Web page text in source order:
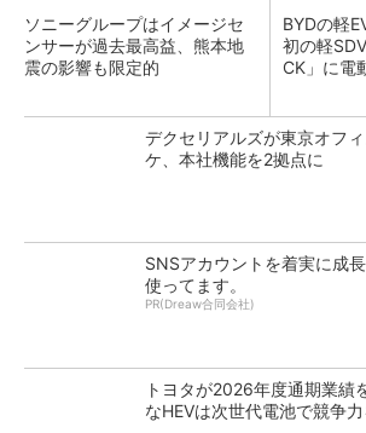
ソニーグループはイメージセ
ンサーが過去最高益、熊本地
震の影響も限定的
BYDの軽
初の軽
CK」に電
デクセリアルズが東京オフ
ケ、本社機能を2拠点に
SNSアカウントを着実に成
使ってます。
PR(Dreaw合同会社)
トヨタが2026年度通期業績
なHEVは次世代電池で競争